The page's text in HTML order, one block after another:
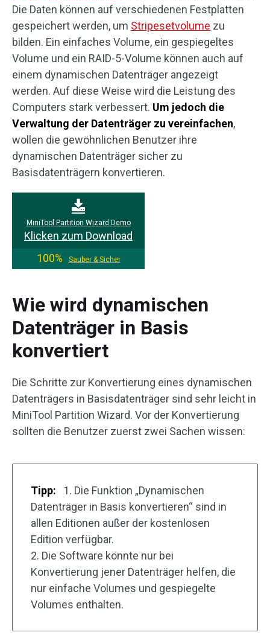
Die Daten können auf verschiedenen Festplatten
gespeichert werden, um Stripesetvolume zu
bilden. Ein einfaches Volume, ein gespiegeltes
Volume und ein RAID-5-Volume können auch auf
einem dynamischen Datenträger angezeigt
werden. Auf diese Weise wird die Leistung des
Computers stark verbessert. Um jedoch die
Verwaltung der Datenträger zu vereinfachen,
wollen die gewöhnlichen Benutzer ihre
dynamischen Datenträger sicher zu
Basisdatenträgern konvertieren.
MiniTool Partition Wizard Demo
Klicken zum Download
100%
Sauber & Sicher
Wie wird dynamischen
Datenträger in Basis
konvertiert
Die Schritte zur Konvertierung eines dynamischen
Datenträgers in Basisdatenträger sind sehr leicht in
MiniTool Partition Wizard. Vor der Konvertierung
sollten die Benutzer zuerst zwei Sachen wissen:
Tipp:
1. Die Funktion „Dynamischen
Datenträger in Basis konvertieren“ sind in
allen Editionen außer der kostenlosen
Edition verfügbar.
2. Die Software könnte nur bei
Konvertierung jener Datenträger helfen, die
nur einfache Volumes und gespiegelte
Volumes enthalten.